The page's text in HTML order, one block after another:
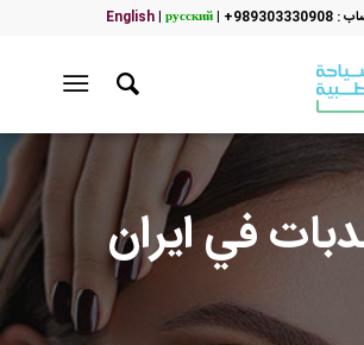
|
English| русский
في ايران